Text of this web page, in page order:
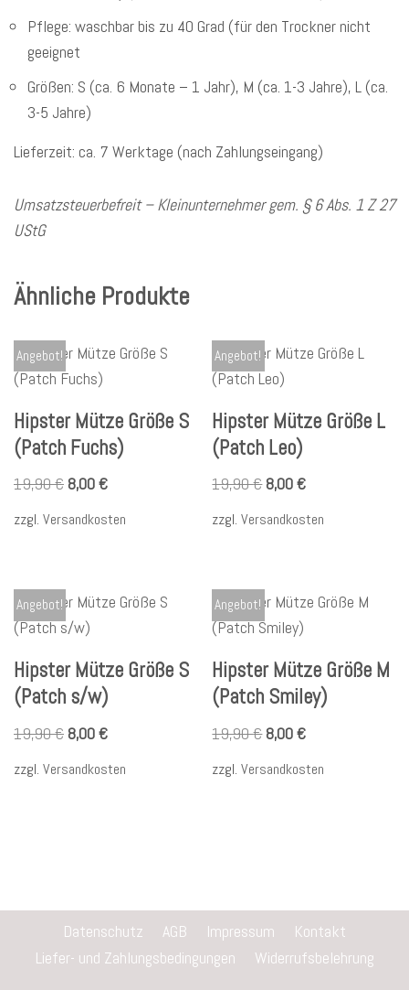
Pflege: waschbar bis zu 40 Grad (für den Trockner nicht
geeignet
Größen: S (ca. 6 Monate – 1 Jahr), M (ca. 1-3 Jahre), L (ca.
3-5 Jahre)
Lieferzeit: ca. 7 Werktage (nach Zahlungseingang)
Umsatzsteuerbefreit – Kleinunternehmer gem. § 6 Abs. 1 Z 27
UStG
Ähnliche Produkte
Angebot!
Hipster Mütze Größe S
(Patch Fuchs)
19,90€ 8,00€
zzgl. Versandkosten
Angebot!
Hipster Mütze Größe L
(Patch Leo)
19,90€ 8,00€
zzgl.Versandkosten
Angebot!
Hipster Mütze Größe S
(Patch s/w)
19,90€ 8,00€
zzgl. Versandkosten
Angebot!
Hipster Mütze Größe M
(Patch Smiley)
19,90€ 8,00€
zzgl.Versandkosten
Datenschutz AGB Impressum
Kontakt
Liefer- und Zahlungsbedingungen
Widerrufsbelehrung